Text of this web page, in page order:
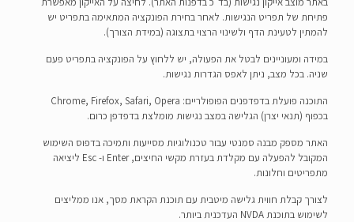
פתיחת של תפריט הנגישות. לאחר בחירת הפונקציה המתאימה בתפריט יש
להמתין לטעינת הדף ולשינוי הרצוי בתצוגה (במידת הצורך).
במידה ומעוניינים לבטל את הפעולה, יש ללחוץ על הפונקציה בתפריט פעם
שניה. בכל מצב, ניתן לאפס הגדרות נגישות.
התוכנה פועלת בדפדפנים הפופולריים: Chrome, Firefox, Safari, Opera
בכפוף (תנאי יצרן) הגלישה במצב נגישות מומלצת בדפדפן כרום.
האתר מספק מבנה סמנטי עבור טכנולוגיות מסייעות ותמיכה בדפוס השימוש
המקובל להפעלה עם מקלדת בעזרת מקשי החיצים, Enter ו- Esc ליציאה
מתפריטים וחלונות.
לצורך קבלת חווית גלישה מיטבית עם תוכנת הקראת מסך, אנו ממליצים
לשימוש בתוכנת NVDA העדכנית ביותר.